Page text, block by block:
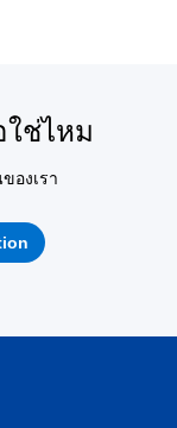
ช่ไหม
องเรา